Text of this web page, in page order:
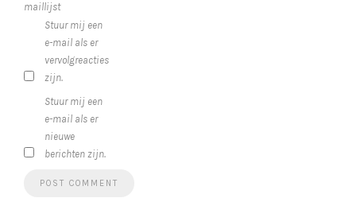
maillijst
Stuur mij een
e-mail als er
vervolgreacties
zijn.
Stuur mij een
e-mail als er
nieuwe
berichten zijn.